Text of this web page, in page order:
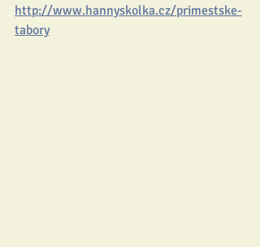
http://www.hannyskolka.cz/primestske-
tabory